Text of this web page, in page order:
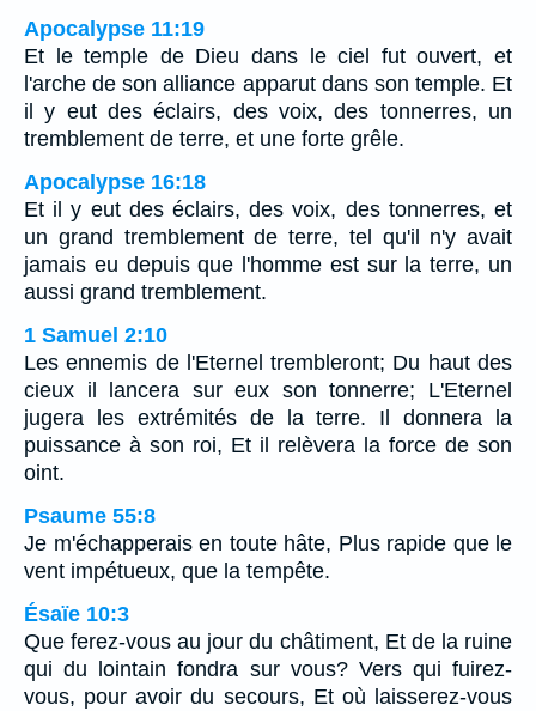
Apocalypse 11:19
Et le temple de Dieu dans le ciel fut ouvert, et
l'arche de son alliance apparut dans son temple. Et
il y eut des éclairs, des voix, des tonnerres, un
tremblement de terre, et une forte grêle.
Apocalypse 16:18
Et il y eut des éclairs, des voix, des tonnerres, et
un grand tremblement de terre, tel qu'il n'y avait
jamais eu depuis que l'homme est sur la terre, un
aussi grand tremblement.
1 Samuel 2:10
Les ennemis de l'Eternel trembleront; Du haut des
cieux il lancera sur eux son tonnerre; L'Eternel
jugera les extrémités de la terre. Il donnera la
puissance à son roi, Et il relèvera la force de son
oint.
Psaume 55:8
Je m'échapperais en toute hâte, Plus rapide que le
vent impétueux, que la tempête.
Ésaïe 10:3
Que ferez-vous au jour du châtiment, Et de la ruine
qui du lointain fondra sur vous? Vers qui fuirez-
vous, pour avoir du secours, Et où laisserez-vous